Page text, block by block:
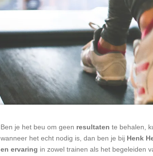
Ben je het beu om geen resultaten te behalen,
wanneer het echt nodig is, dan ben je bij Henk
en ervaring in zowel trainen als het begeleiden